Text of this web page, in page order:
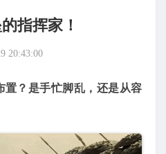
指挥家！
20:43:00
置？是手忙脚乱，还是从容